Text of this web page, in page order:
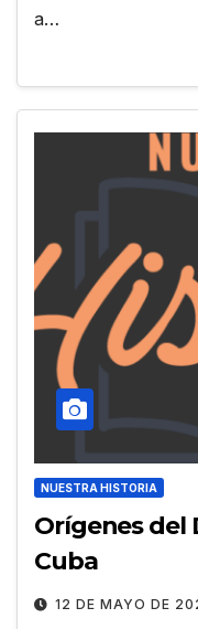
a…
NUESTRA HISTORIA
Orígenes del
Cuba
12 DE MAYO DE